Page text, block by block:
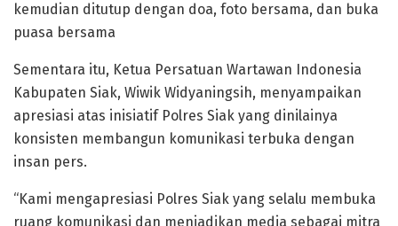
kemudian ditutup dengan doa, foto bersama, dan buka
puasa bersama
Sementara itu, Ketua Persatuan Wartawan Indonesia
Kabupaten Siak, Wiwik Widyaningsih, menyampaikan
apresiasi atas inisiatif Polres Siak yang dinilainya
konsisten membangun komunikasi terbuka dengan
insan pers.
“Kami mengapresiasi Polres Siak yang selalu membuka
ruang komunikasi dan menjadikan media sebagai mitra